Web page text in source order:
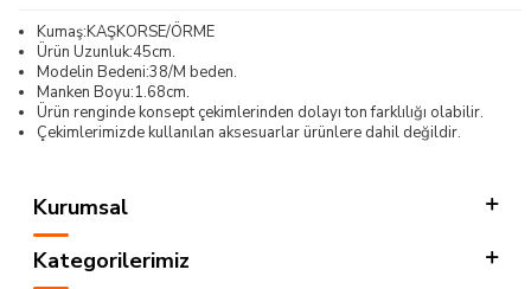
Kumaş:KAŞKORSE/ÖRME
Ürün Uzunluk:45cm.
Modelin Bedeni:38/M beden.
Manken Boyu:1.68cm.
Ürün renginde konsept çekimlerinden dolayı ton farklılığı olabilir.
Çekimlerimizde kullanılan aksesuarlar ürünlere dahil değildir.
Kurumsal
Kategorilerimiz